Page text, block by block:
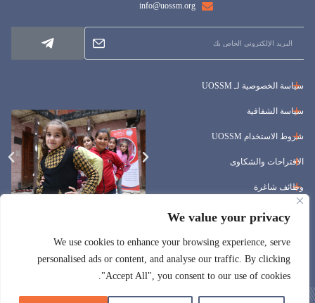
We value your privacy
We use cookies to enhance your browsing experience, serve
personalised ads or content, and analyse our traffic. By clicking
"Accept All", you consent to our use of cookies.
info@uossm.org
سياسة الخصوصية لـ UOSSM
سياسة الشفافية
شروط الاستخدام UOSSM
الاقتراحات والشكاوى
وظائف شاغرة